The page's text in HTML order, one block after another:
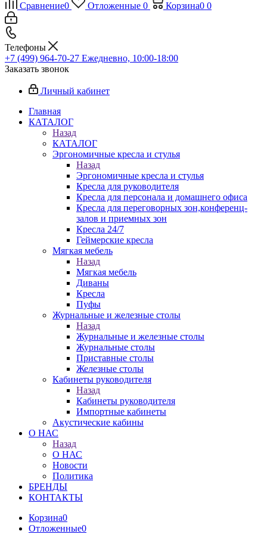
Сравнение0 Отложенные 0 Корзина0 0
Телефоны
+7 (499) 964-70-27 Ежедневно, 10:00-18:00
Заказать звонок
Личный кабинет
Главная
КАТАЛОГ
Назад
КАТАЛОГ
Эргономичные кресла и стулья
Назад
Эргономичные кресла и стулья
Кресла для руководителя
Кресла для персонала и домашнего офиса
Кресла для переговорных зон,конференц-
залов и приемных зон
Кресла 24/7
Геймерские кресла
Мягкая мебель
Назад
Мягкая мебель
Диваны
Кресла
Пуфы
Журнальные и железные столы
Назад
Журнальные и железные столы
Журнальные столы
Приставные столы
Железные столы
Кабинеты руководителя
Назад
Кабинеты руководителя
Импортные кабинеты
Акустические кабины
О НАС
Назад
О НАС
Новости
Политика
БРЕНДЫ
КОНТАКТЫ
Корзина0
Отложенные0